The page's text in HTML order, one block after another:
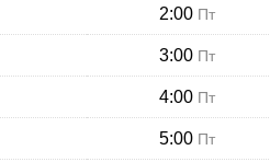
2:00 Пт
3:00 Пт
4:00 Пт
5:00 Пт